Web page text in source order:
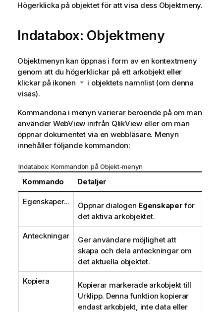
Högerklicka på objektet för att visa dess Objektmeny.
Indatabox: Objektmeny
Objektmenyn kan öppnas i form av en kontextmeny
genom att du högerklickar på ett arkobjekt eller
klickar på ikonen
i objektets namnlist (om denna
visas).
Kommandona i menyn varierar beroende på om man
använder WebView inifrån QlikView eller om man
öppnar dokumentet via en webbläsare. Menyn
innehåller följande kommandon:
Indatabox: Kommandon på Objekt-menyn
Kommando Detaljer
Egenskaper... Öppnar dialogen Egenskaper för
det aktiva arkobjektet.
Anteckningar
Ger användare möjlighet att
skapa och dela anteckningar om
det aktuella objektet.
Kopiera
Kopierar markerade arkobjekt till
Urklipp. Denna funktion kopierar
endast arkobjekt, inte data eller